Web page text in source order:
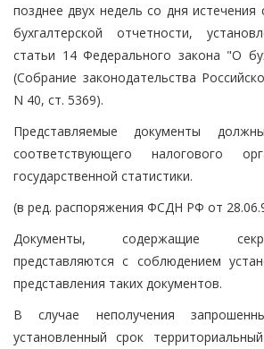
позднее двух недель со дня истечения
бухгалтерской отчетности,
статьи 14 Федерального закона "О
(Собрание законодательства
N 40, ст. 5369).
Представляемые документы
соответствующего налогового
государственной статистики.
(в ред. распоряжения ФСДН РФ от
Документы, содержащие
представляются с соблюдением
представления таких документов.
В случае неполучения
установленный срок